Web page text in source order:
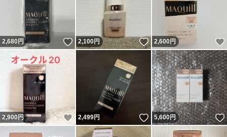
2,680円 いいね！
2,100円 いいね！
2,600円
2,900円 いいね！
2,499円 いいね！
5,600円